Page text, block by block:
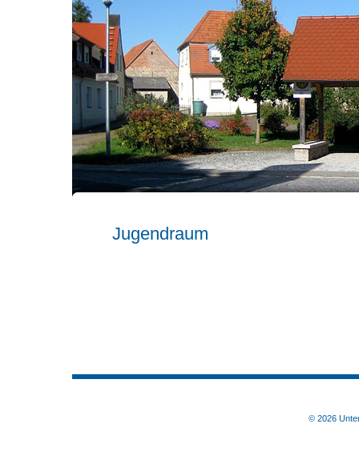
Jugendraum
© 2026